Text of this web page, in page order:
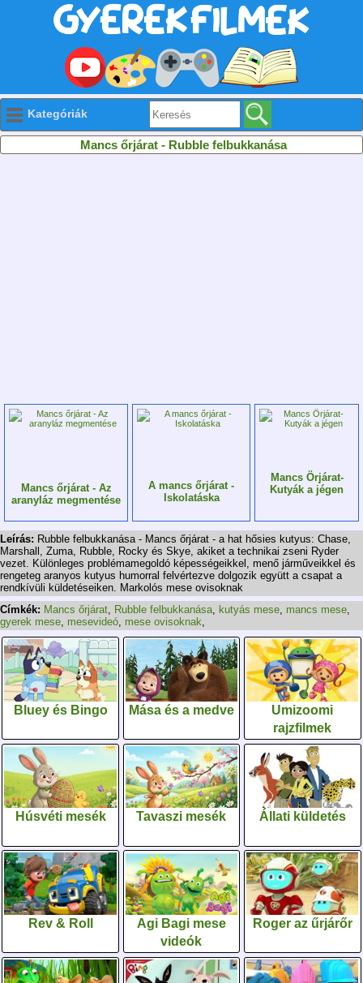
Kategóriák
Mancs őrjárat - Rubble felbukkanása
Mancs őrjárat - Az
aranyláz megmentése
A mancs őrjárat -
Iskolatáska
Mancs Örjárat-
Kutyák a jégen
Leírás: Rubble felbukkanása - Mancs őrjárat - a hat hősies kutyus: Chase,
Marshall, Zuma, Rubble, Rocky és Skye, akiket a technikai zseni Ryder
vezet. Különleges problémamegoldó képességeikkel, menő járműveikkel és
rengeteg aranyos kutyus humorral felvértezve dolgozik együtt a csapat a
rendkívüli küldetéseiken. Markolós mese ovisoknak
Címkék: Mancs őrjárat, Rubble felbukkanása, kutyás mese, mancs mese,
gyerek mese, mesevideó, mese ovisoknak,
Bluey és Bingo Mása és a medve
Umizoomi
rajzfilmek
Húsvéti mesék Tavaszi mesék Állati küldetés
Rev & Roll
Agi Bagi mese
videók
Roger az űrjárőr